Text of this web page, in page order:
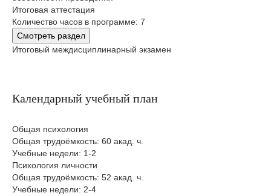
Итоговая аттестация
Количество часов в программе: 7
Смотреть раздел
Итоговый междисциплинарный экзамен
Календарный учебный план
Общая психология
Общая трудоёмкость: 60 акад. ч.
Учебные недели: 1-2
Психология личности
Общая трудоёмкость: 52 акад. ч.
Учебные недели: 2-4